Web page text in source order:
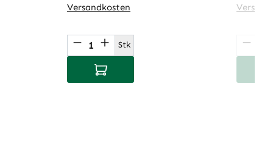
Versandkosten
Produkt Anzahl: Gib den
Stk
In den Warenkorb